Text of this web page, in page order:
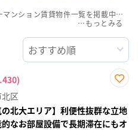
り登
録
区
の北大エリア】利便性抜群な立地
的なお部屋設備で長期滞在にもオ
北２４条駅/女性向けのウィークリーマンション賃貸物件一覧を掲載中。敷金・礼金無料、家具・家電付をご紹介。こだわり条件での絞込みも簡単！
…